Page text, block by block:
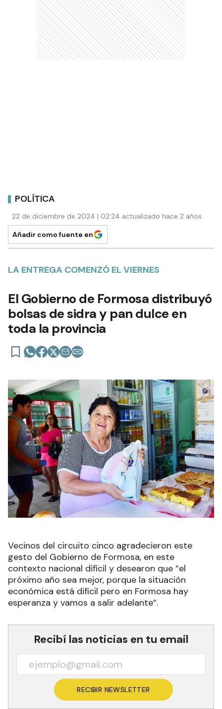
POLÍTICA
22 de diciembre de 2024 | 02:24 actualizado hace 2 años
Añadir como fuente en
LA ENTREGA COMENZÓ EL VIERNES
El Gobierno de Formosa distribuyó
bolsas de sidra y pan dulce en
toda la provincia
Vecinos del circuito cinco agradecieron este
gesto del Gobierno de Formosa, en este
contexto nacional difícil y desearon que “el
próximo año sea mejor, porque la situación
económica está difícil pero en Formosa hay
esperanza y vamos a salir adelante”.
Recibí las noticias en tu email
RECIBIR NEWSLETTER